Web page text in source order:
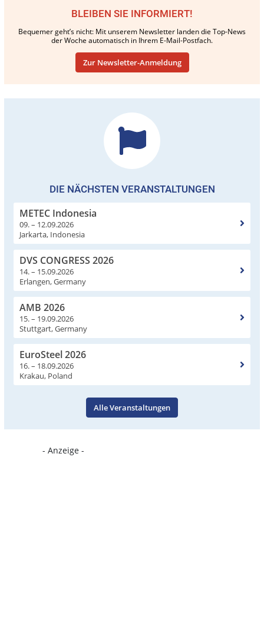
BLEIBEN SIE INFORMIERT!
Bequemer geht’s nicht: Mit unserem Newsletter landen die Top-News
der Woche automatisch in Ihrem E-Mail-Postfach.
Zur Newsletter-Anmeldung
DIE NÄCHSTEN VERANSTALTUNGEN
METEC Indonesia
09. – 12.09.2026
Jarkarta, Indonesia
DVS CONGRESS 2026
14. – 15.09.2026
Erlangen, Germany
AMB 2026
15. – 19.09.2026
Stuttgart, Germany
EuroSteel 2026
16. – 18.09.2026
Krakau, Poland
Alle Veranstaltungen
- Anzeige -